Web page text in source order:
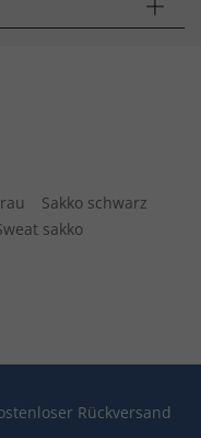
Sakko schwarz
sakko
Rückversand